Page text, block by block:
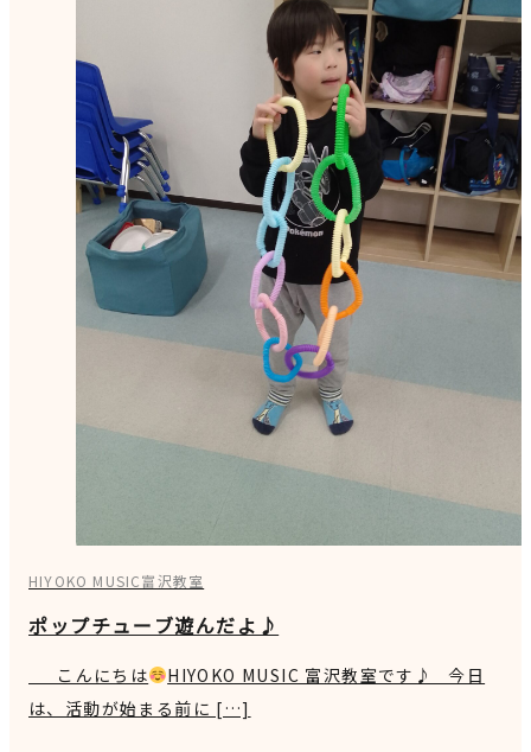
HIYOKO MUSIC富沢教室
ポップチューブ遊んだよ♪
こんにちは
HIYOKO MUSIC 富沢教室です♪ 今日
は、活動が始まる前に […]